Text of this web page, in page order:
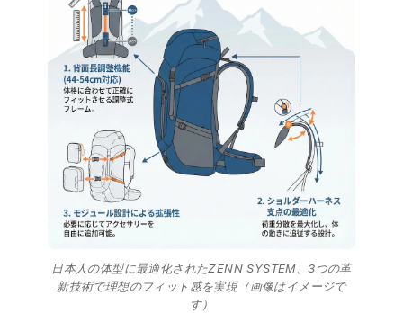
日本人の体型に最適化されたZENN SYSTEM、3つの革
新技術で理想のフィット感を実現（画像はイメージで
す）